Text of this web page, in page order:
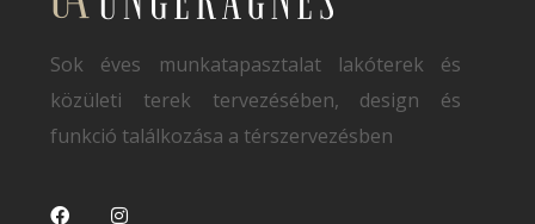
Sok éves munkatapasztalat lakóterek és
közületi terek tervezésében, design és
funkció találkozása a térszervezésben